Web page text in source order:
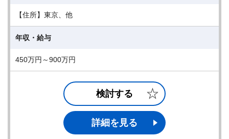
【住所】東京、他
年収・給与
450万円～900万円
検討する
詳細を見る